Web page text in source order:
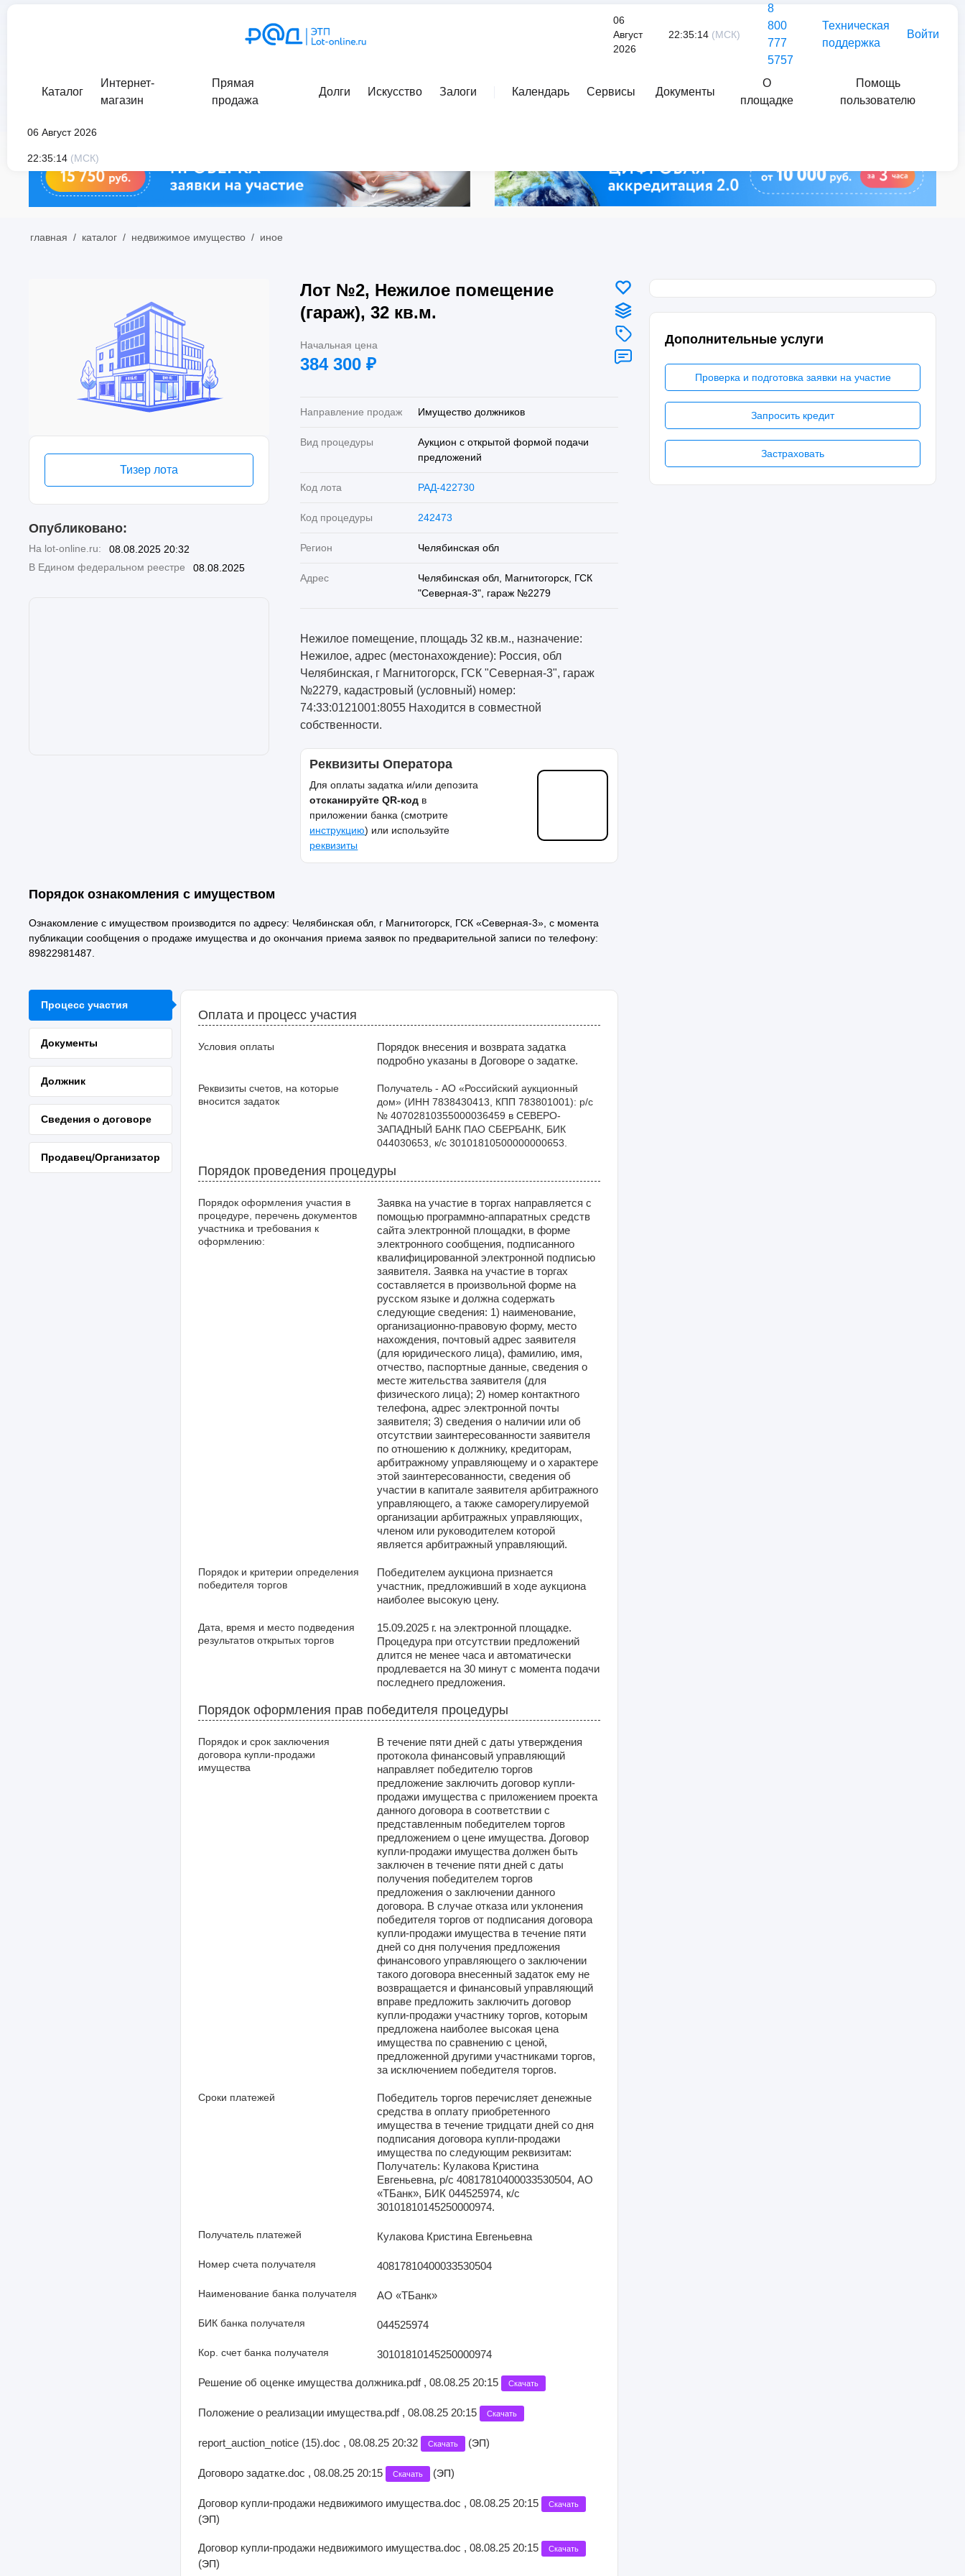
06
Август
2026
22:35:14 (МСК)
8
800
777
5757
Техническая
поддержка
Войти
Каталог
Интернет-
магазин
Прямая
продажа
Долги Искусство Залоги Календарь Сервисы Документы
О
площадке
Помощь
пользователю
06 Август 2026
22:35:14 (МСК)
главная / каталог / недвижимое имущество / иное
Дополнительные услуги
Проверка и подготовка заявки на участие
Запросить кредит
Застраховать
Тизер лота
Опубликовано:
На lot-online.ru:
08.08.2025 20:32
В Едином федеральном реестре
08.08.2025
Лот №2, Нежилое помещение
(гараж), 32 кв.м.
Начальная цена
384 300 ₽
Направление продаж Имущество должников
Вид процедуры
Аукцион с открытой формой подачи
предложений
Код лота РАД-422730
Код процедуры 242473
Регион Челябинская обл
Адрес
Челябинская обл, Магнитогорск, ГСК
"Северная-3", гараж №2279
Нежилое помещение, площадь 32 кв.м., назначение:
Нежилое, адрес (местонахождение): Россия, обл
Челябинская, г Магнитогорск, ГСК "Северная-3", гараж
№2279, кадастровый (условный) номер:
74:33:0121001:8055 Находится в совместной
собственности.
Реквизиты Оператора
Для оплаты задатка и/или депозита
отсканируйте QR-код в
приложении банка (смотрите
инструкцию) или используйте
реквизиты
Порядок ознакомления с имуществом
Ознакомление с имуществом производится по адресу: Челябинская обл, г Магнитогорск, ГСК «Северная-3», с момента
публикации сообщения о продаже имущества и до окончания приема заявок по предварительной записи по телефону:
89822981487.
Процесс участия
Документы
Должник
Сведения о договоре
Продавец/Организатор
Оплата и процесс участия
Условия оплаты
Порядок внесения и возврата задатка
подробно указаны в Договоре о задатке.
Реквизиты счетов, на которые
вносится задаток
Получатель - АО «Российский аукционный
дом» (ИНН 7838430413, КПП 783801001): р/с
№ 40702810355000036459 в СЕВЕРО-
ЗАПАДНЫЙ БАНК ПАО СБЕРБАНК, БИК
044030653, к/с 30101810500000000653.
Порядок проведения процедуры
Порядок оформления участия в
процедуре, перечень документов
участника и требования к
оформлению:
Заявка на участие в торгах направляется с
помощью программно-аппаратных средств
сайта электронной площадки, в форме
электронного сообщения, подписанного
квалифицированной электронной подписью
заявителя. Заявка на участие в торгах
составляется в произвольной форме на
русском языке и должна содержать
следующие сведения: 1) наименование,
организационно-правовую форму, место
нахождения, почтовый адрес заявителя
(для юридического лица), фамилию, имя,
отчество, паспортные данные, сведения о
месте жительства заявителя (для
физического лица); 2) номер контактного
телефона, адрес электронной почты
заявителя; 3) сведения о наличии или об
отсутствии заинтересованности заявителя
по отношению к должнику, кредиторам,
арбитражному управляющему и о характере
этой заинтересованности, сведения об
участии в капитале заявителя арбитражного
управляющего, а также саморегулируемой
организации арбитражных управляющих,
членом или руководителем которой
является арбитражный управляющий.
Порядок и критерии определения
победителя торгов
Победителем аукциона признается
участник, предложивший в ходе аукциона
наиболее высокую цену.
Дата, время и место подведения
результатов открытых торгов
15.09.2025 г. на электронной площадке.
Процедура при отсутствии предложений
длится не менее часа и автоматически
продлевается на 30 минут с момента подачи
последнего предложения.
Порядок оформления прав победителя процедуры
Порядок и срок заключения
договора купли-продажи
имущества
В течение пяти дней с даты утверждения
протокола финансовый управляющий
направляет победителю торгов
предложение заключить договор купли-
продажи имущества с приложением проекта
данного договора в соответствии с
представленным победителем торгов
предложением о цене имущества. Договор
купли-продажи имущества должен быть
заключен в течение пяти дней с даты
получения победителем торгов
предложения о заключении данного
договора. В случае отказа или уклонения
победителя торгов от подписания договора
купли-продажи имущества в течение пяти
дней со дня получения предложения
финансового управляющего о заключении
такого договора внесенный задаток ему не
возвращается и финансовый управляющий
вправе предложить заключить договор
купли-продажи участнику торгов, которым
предложена наиболее высокая цена
имущества по сравнению с ценой,
предложенной другими участниками торгов,
за исключением победителя торгов.
Сроки платежей
Победитель торгов перечисляет денежные
средства в оплату приобретенного
имущества в течение тридцати дней со дня
подписания договора купли-продажи
имущества по следующим реквизитам:
Получатель: Кулакова Кристина
Евгеньевна, р/с 40817810400033530504, АО
«ТБанк», БИК 044525974, к/с
30101810145250000974.
Получатель платежей Кулакова Кристина Евгеньевна
Номер счета получателя 40817810400033530504
Наименование банка получателя АО «ТБанк»
БИК банка получателя 044525974
Кор. счет банка получателя 30101810145250000974
Решение об оценке имущества должника.pdf , 08.08.25 20:15 Скачать
Положение о реализации имущества.pdf , 08.08.25 20:15 Скачать
report_auction_notice (15).doc , 08.08.25 20:32 Скачать (ЭП)
Договоро задатке.doc , 08.08.25 20:15 Скачать (ЭП)
Договор купли-продажи недвижимого имущества.doc , 08.08.25 20:15 Скачать
(ЭП)
Договор купли-продажи недвижимого имущества.doc , 08.08.25 20:15 Скачать
(ЭП)